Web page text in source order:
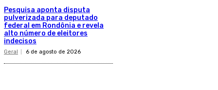
Pesquisa aponta disputa
pulverizada para deputado
federal em Rondônia e revela
alto número de eleitores
indecisos
Geral 6 de agosto de 2026